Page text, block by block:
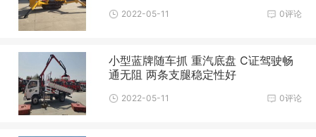
0评论
2022-05-11
小型蓝牌随车抓 重汽底盘 C证驾驶畅
通无阻 两条支腿稳定性好
0评论
2022-05-11